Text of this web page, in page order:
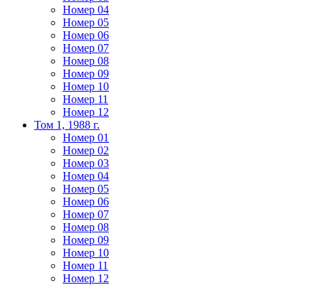
Номер 04
Номер 05
Номер 06
Номер 07
Номер 08
Номер 09
Номер 10
Номер 11
Номер 12
Том 1, 1988 г.
Номер 01
Номер 02
Номер 03
Номер 04
Номер 05
Номер 06
Номер 07
Номер 08
Номер 09
Номер 10
Номер 11
Номер 12